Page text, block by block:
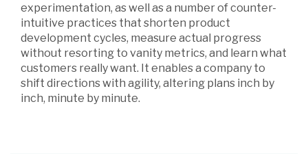
experimentation, as well as a number of counter-
intuitive practices that shorten product
development cycles, measure actual progress
without resorting to vanity metrics, and learn what
customers really want. It enables a company to
shift directions with agility, altering plans inch by
inch, minute by minute.